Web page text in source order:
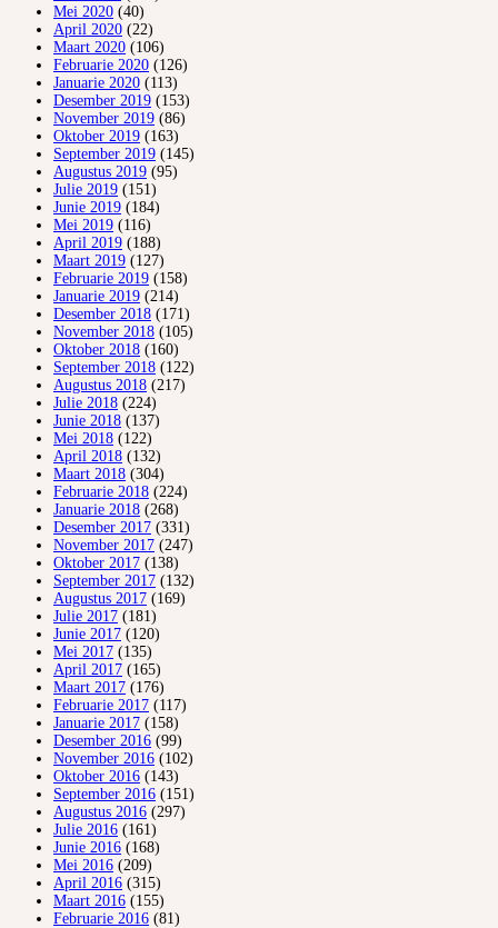
Mei 2020 (40)
April 2020 (22)
Maart 2020 (106)
Februarie 2020 (126)
Januarie 2020 (113)
Desember 2019 (153)
November 2019 (86)
Oktober 2019 (163)
September 2019 (145)
Augustus 2019 (95)
Julie 2019 (151)
Junie 2019 (184)
Mei 2019 (116)
April 2019 (188)
Maart 2019 (127)
Februarie 2019 (158)
Januarie 2019 (214)
Desember 2018 (171)
November 2018 (105)
Oktober 2018 (160)
September 2018 (122)
Augustus 2018 (217)
Julie 2018 (224)
Junie 2018 (137)
Mei 2018 (122)
April 2018 (132)
Maart 2018 (304)
Februarie 2018 (224)
Januarie 2018 (268)
Desember 2017 (331)
November 2017 (247)
Oktober 2017 (138)
September 2017 (132)
Augustus 2017 (169)
Julie 2017 (181)
Junie 2017 (120)
Mei 2017 (135)
April 2017 (165)
Maart 2017 (176)
Februarie 2017 (117)
Januarie 2017 (158)
Desember 2016 (99)
November 2016 (102)
Oktober 2016 (143)
September 2016 (151)
Augustus 2016 (297)
Julie 2016 (161)
Junie 2016 (168)
Mei 2016 (209)
April 2016 (315)
Maart 2016 (155)
Februarie 2016 (81)